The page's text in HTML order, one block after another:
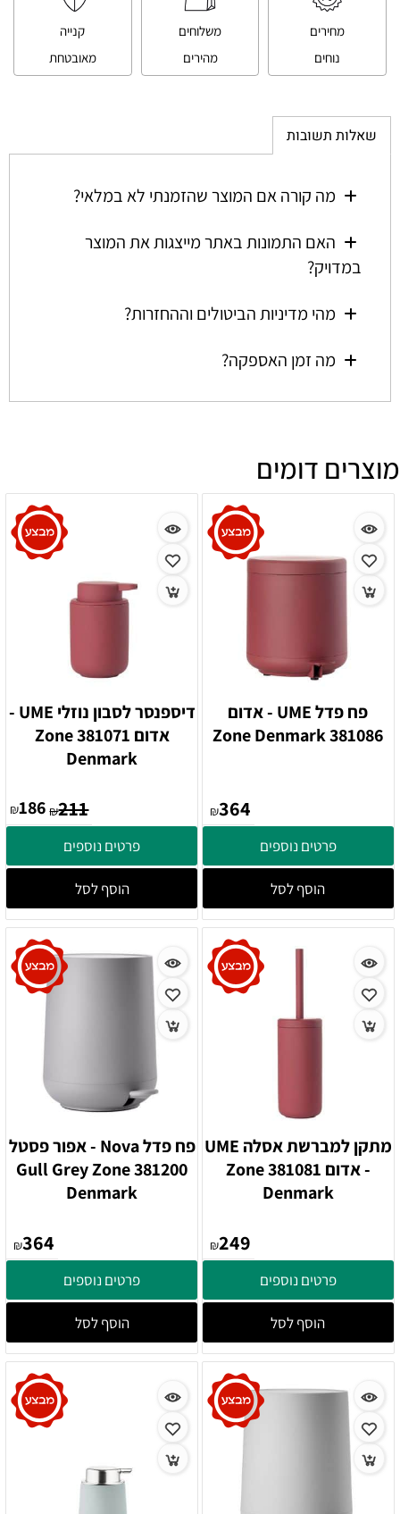
מחירים
נוחים
משלוחים
מהירים
קנייה
מאובטחת
שאלות תשובות
מה קורה אם המוצר שהזמנתי לא במלאי?
האם התמונות באתר מייצגות את המוצר
במדויק?
מהי מדיניות הביטולים וההחזרות?
מה זמן האספקה?
מוצרים דומים
פח פדל UME - אדום
381086 Zone Denmark
₪364
פרטים נוספים
הוסף לסל
דיספנסר לסבון נוזלי UME -
אדום 381071 Zone
Denmark
₪211
₪186
פרטים נוספים
הוסף לסל
מתקן למברשת אסלה UME
- אדום 381081 Zone
Denmark
₪249
פרטים נוספים
הוסף לסל
פח פדל Nova - אפור פסטל
381200 Gull Grey Zone
Denmark
₪364
פרטים נוספים
הוסף לסל